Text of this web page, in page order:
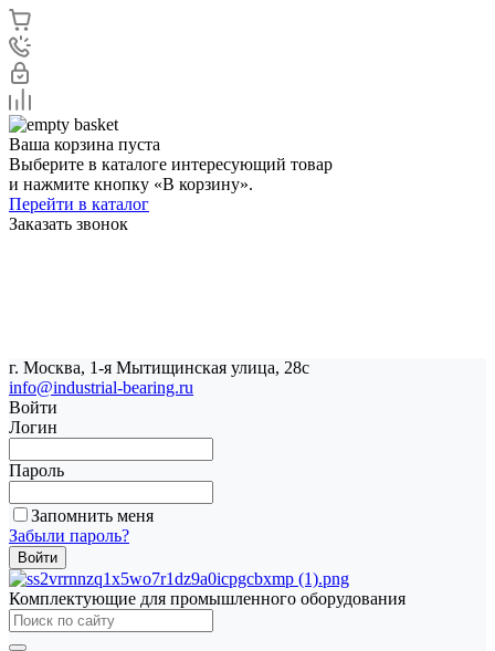
Ваша корзина пуста
Выберите в каталоге интересующий товар
и нажмите кнопку «В корзину».
Перейти в каталог
Заказать звонок
г. Москва, 1-я Мытищинская улица, 28с
info@industrial-bearing.ru
Войти
Логин
Пароль
Запомнить меня
Забыли пароль?
Комплектующие для промышленного оборудования